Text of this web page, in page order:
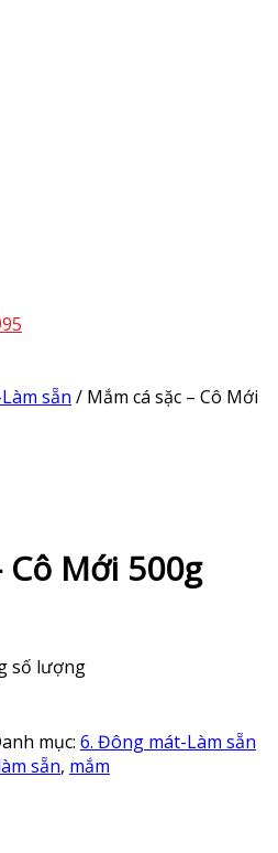
sẵn / Mắm cá sặc – Cô Mới
Cô Mới 500g
số lượng
mục: 6. Đông mát-Làm sẵn
sẵn, mắm